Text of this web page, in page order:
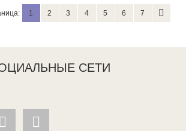
1 2 3 4 5 6 7
СЕТИ